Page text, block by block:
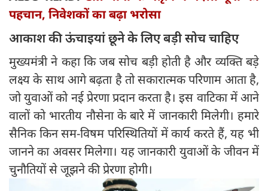
पहचान, निवेशकों का बढ़ा भरोसा
आकाश की ऊंचाइयां छूने के लिए बड़ी सोच चाहिए
मुख्यमंत्री ने कहा कि जब सोच बड़ी होती है और व्यक्ति बड़े
लक्ष्य के साथ आगे बढ़ता है तो सकारात्मक परिणाम आता है,
जो युवाओं को नई प्रेरणा प्रदान करता है। इस वाटिका में आने
वालों को भारतीय नौसेना के बारे में जानकारी मिलेगी। हमारे
सैनिक किन सम-विषम परिस्थितियों में कार्य करते हैं, यह भी
जानने का अवसर मिलेगा। यह जानकारी युवाओं के जीवन में
चुनौतियों से जूझने की प्रेरणा होगी।